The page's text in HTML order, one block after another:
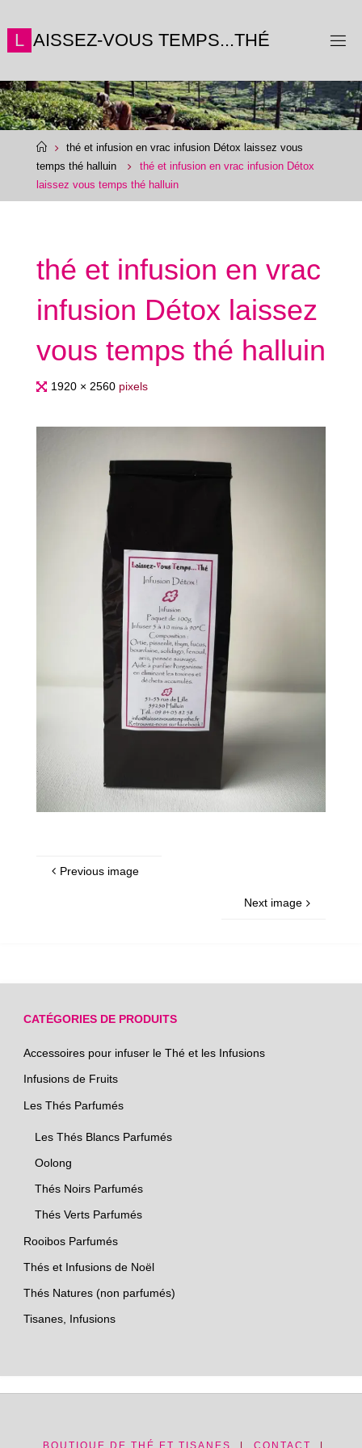
to
content
L AISSEZ-VOUS TEMPS...THÉ
Homethé et infusion en vrac infusion Détox laissez vous
temps thé halluin
thé et infusion en vrac infusion Détox
laissez vous temps thé halluin
thé et infusion en vrac
infusion Détox laissez
vous temps thé halluin
Full1920 × 2560 pixels
Previous image
Next image
CATÉGORIES DE PRODUITS
Accessoires pour infuser le Thé et les Infusions
Infusions de Fruits
Les Thés Parfumés
Les Thés Blancs Parfumés
Oolong
Thés Noirs Parfumés
Thés Verts Parfumés
Rooibos Parfumés
Thés et Infusions de Noël
Thés Natures (non parfumés)
Tisanes, Infusions
BOUTIQUE DE THÉ ET TISANES CONTACT